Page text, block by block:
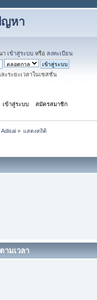
ญหา
า เข้าสู่ระบบ หรือ ลงทะเบียน
ะระยะเวลาในเซสชั่น
เข้าสู่ระบบ สมัครสมาชิก
Adisai» แสดงสถิติ
ามเวลา